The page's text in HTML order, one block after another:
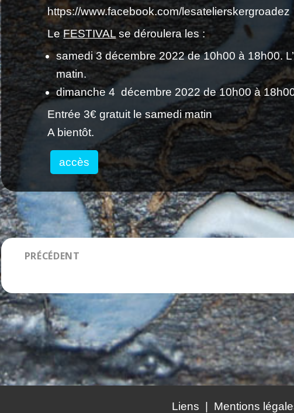
https://www.facebook.com/lesatelierskergroadez
LeFESTIVAL se déroulera les :
samedi 3 décembre 2022 de 10h00 à 18h00.
matin.
dimanche 4 décembre 2022 de 10h00 à
Entrée 3€ gratuit le samedi matin
A bientôt.
accès
Navigation
de
l’article
PRÉCÉDENT
Liens Mentions